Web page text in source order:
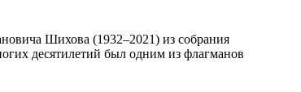
Шихова (1932–2021) из собрания
десятилетий был одним из флагманов